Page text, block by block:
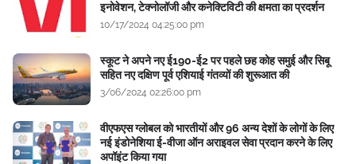
इनोवेशन, टेक्नोलॉजी और कनेक्टिविटी की क्षमता का प्रदर्शन
10/17/2024 04:25:00 pm
स्कूट ने अपने नए ई190-ई2 पर पहले छह कोह समुई और सिबू
सहित नए दक्षिण पूर्व एशियाई गंतव्यों की शुरूआत की
3/06/2024 02:26:00 pm
वीएफएस ग्लोबल को भारतीयों और 96 अन्य देशों के लोगों के लिए
नई इंडोनेशिया ई-वीजा ऑन अराइवल सेवा प्रदान करने के लिए
अपॉइंट किया गया